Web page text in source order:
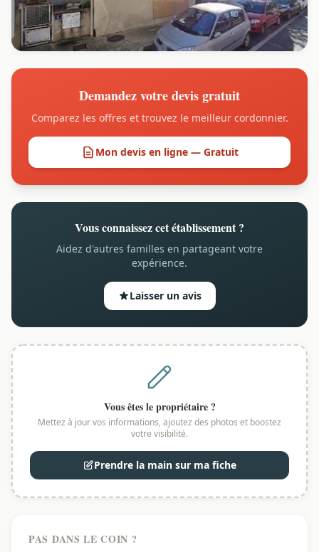
Demandez votre devis gratuit
Comparez les offres et trouvez le meilleur cordonnier.
Mon devis en ligne — Gratuit
Vous connaissez cet établissement ?
Aidez d'autres familles en partageant votre
expérience.
Laisser un avis
Vous êtes le propriétaire ?
Mettez à jour vos informations, ajoutez des photos et boostez
votre visibilité.
Prendre la main sur ma fiche
PAS DANS LE COIN ?